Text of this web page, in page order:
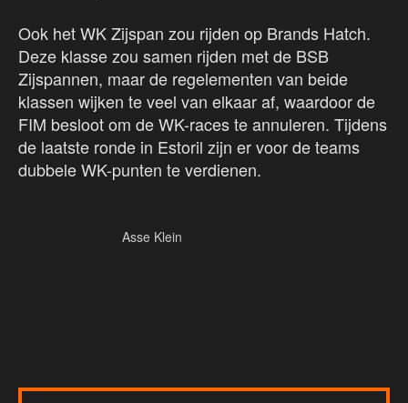
Ook het WK Zijspan zou rijden op Brands Hatch.
Deze klasse zou samen rijden met de BSB
Zijspannen, maar de regelementen van beide
klassen wijken te veel van elkaar af, waardoor de
FIM besloot om de WK-races te annuleren. Tijdens
de laatste ronde in Estoril zijn er voor de teams
dubbele WK-punten te verdienen.
Asse Klein